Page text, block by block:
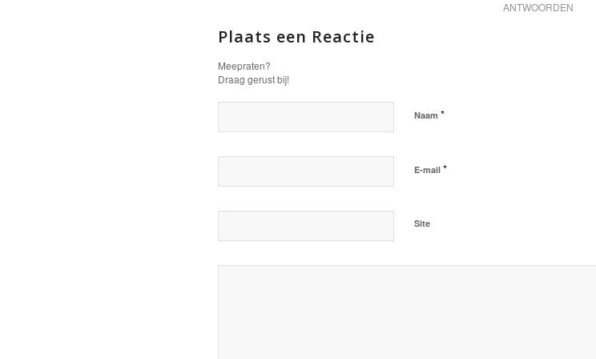
ANTWOORDEN
Plaats een Reactie
Meepraten?
Draag gerust bij!
Naam *
E-mail *
Site